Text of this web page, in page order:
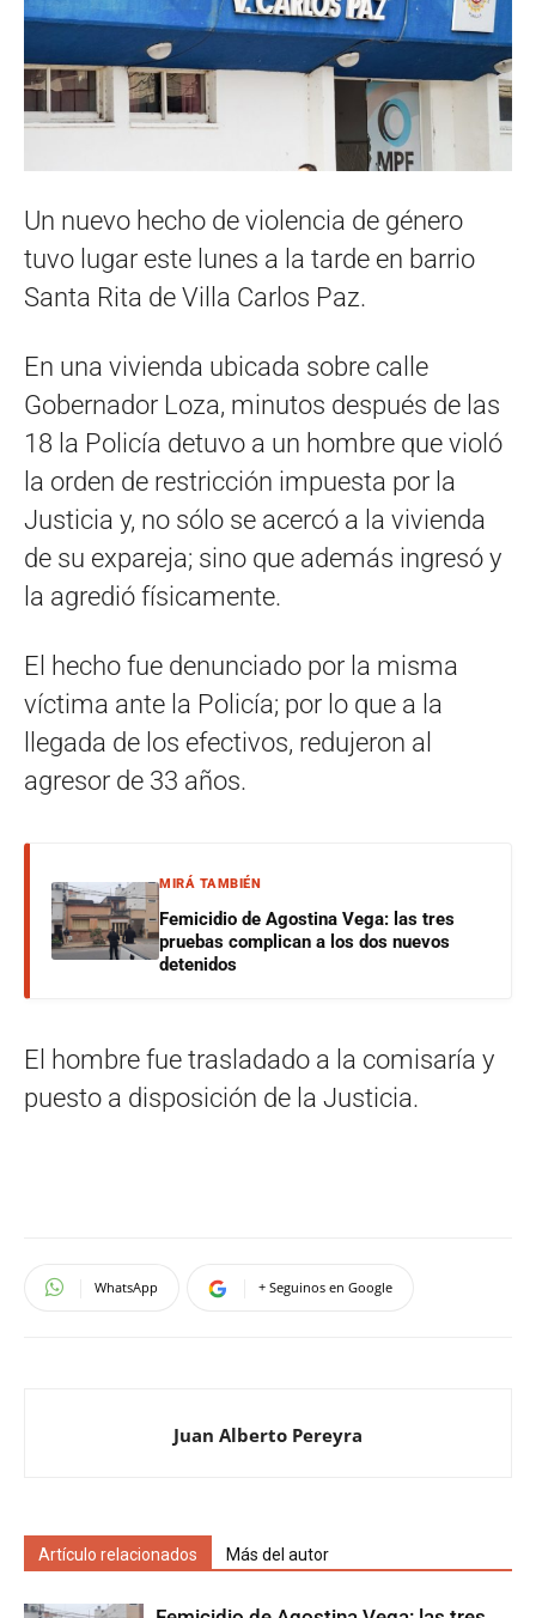
Un nuevo hecho de violencia de género
tuvo lugar este lunes a la tarde en barrio
Santa Rita de Villa Carlos Paz.
En una vivienda ubicada sobre calle
Gobernador Loza, minutos después de las
18 la Policía detuvo a un hombre que violó
la orden de restricción impuesta por la
Justicia y, no sólo se acercó a la vivienda
de su expareja; sino que además ingresó y
la agredió físicamente.
El hecho fue denunciado por la misma
víctima ante la Policía; por lo que a la
llegada de los efectivos, redujeron al
agresor de 33 años.
MIRÁ TAMBIÉN
Femicidio de Agostina Vega: las tres
pruebas complican a los dos nuevos
detenidos
El hombre fue trasladado a la comisaría y
puesto a disposición de la Justicia.
WhatsApp + Seguinos en Google
Juan Alberto Pereyra
Artículo relacionados Más del autor